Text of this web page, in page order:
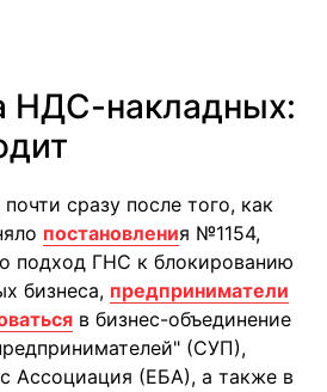
НДС-накладных:
сразу после того, как
постановления №1154,
подход ГНС к блокированию
бизнеса, предприниматели
в бизнес-объединение
(СУП),
Ассоциация (ЕБА), а также в